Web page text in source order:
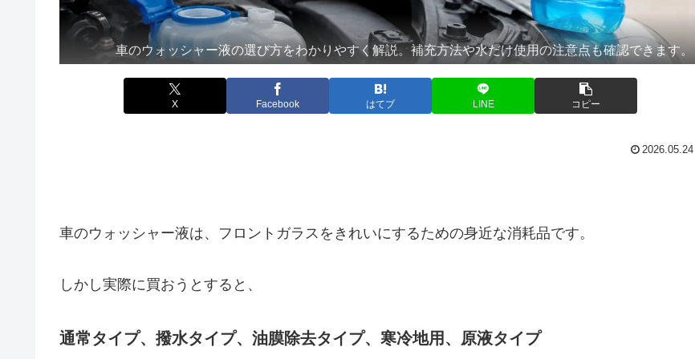
車のウォッシャー液の選び方をわかりやすく解説。補充方法や水だけ使用の注意点も確認できます。
X Facebook はてブ LINE コピー
2026.05.24
車のウォッシャー液は、フロントガラスをきれいにするための身近な消耗品です。
しかし実際に買おうとすると、
通常タイプ、撥水タイプ、油膜除去タイプ、寒冷地用、原液タイプ